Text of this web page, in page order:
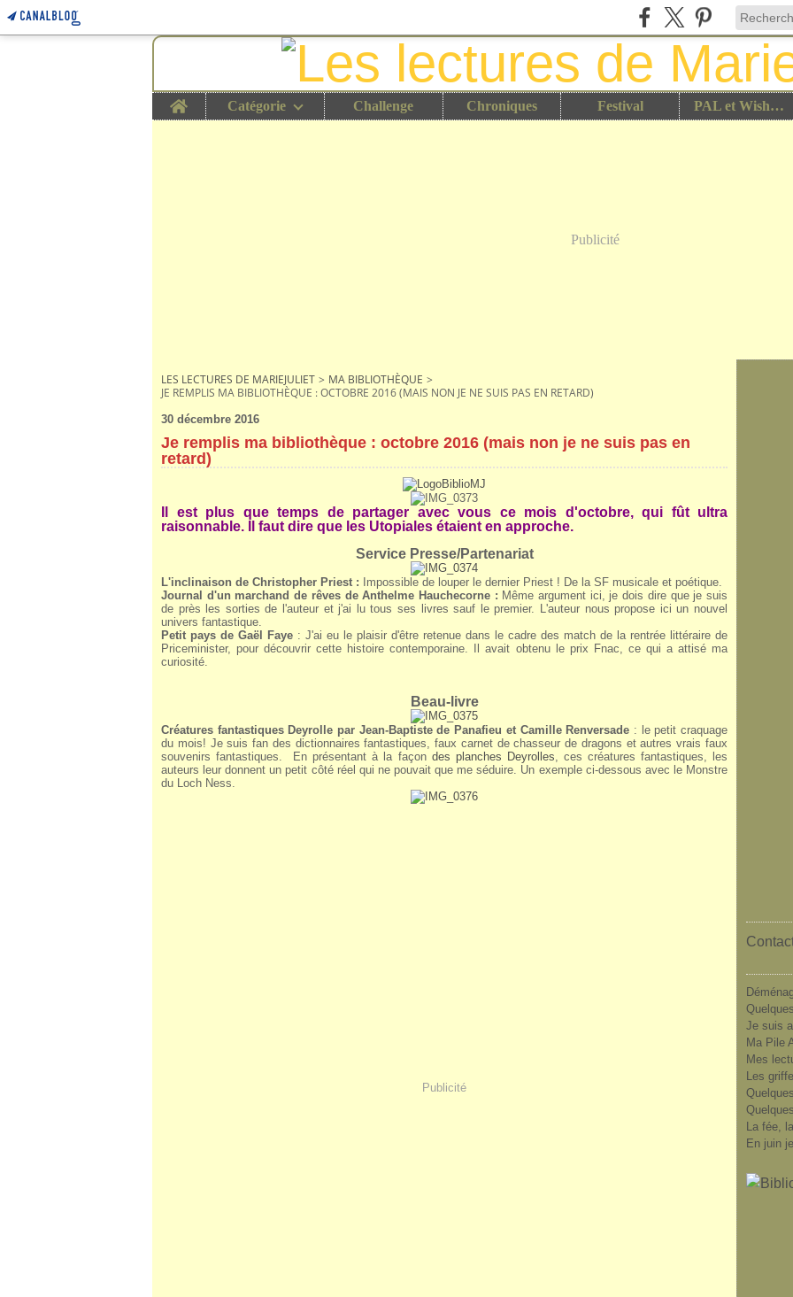
Home Catégorie Challenge Chroniques Festival PAL et Wish List
Publicité
LES LECTURES DE MARIEJULIET > MA BIBLIOTHÈQUE >
JE REMPLIS MA BIBLIOTHÈQUE : OCTOBRE 2016 (MAIS NON JE NE SUIS PAS EN RETARD)
30 décembre 2016
Je remplis ma bibliothèque : octobre 2016 (mais non je ne suis pas en
retard)
Il est plus que temps de partager avec vous ce mois d'octobre, qui fût ultra
raisonnable. Il faut dire que les Utopiales étaient en approche.
Service Presse/Partenariat
L'inclinaison de Christopher Priest : Impossible de louper le dernier Priest ! De la SF musicale et poétique.
Journal d'un marchand de rêves de Anthelme Hauchecorne : Même argument ici, je dois dire que je suis
de près les sorties de l'auteur et j'ai lu tous ses livres sauf le premier. L'auteur nous propose ici un nouvel
univers fantastique.
Petit pays de Gaël Faye : J'ai eu le plaisir d'être retenue dans le cadre des match de la rentrée littéraire de
Priceminister, pour découvrir cette histoire contemporaine. Il avait obtenu le prix Fnac, ce qui a attisé ma
curiosité.
Beau-livre
Créatures fantastiques Deyrolle par Jean-Baptiste de Panafieu et Camille Renversade : le petit craquage
du mois! Je suis fan des dictionnaires fantastiques, faux carnet de chasseur de dragons et autres vrais faux
souvenirs fantastiques. En présentant à la façon des planches Deyrolles, ces créatures fantastiques, les
auteurs leur donnent un petit côté réel qui ne pouvait que me séduire. Un exemple ci-dessous avec le Monstre
du Loch Ness.
Publicité
Je suis
Ma Pile
Mes
Les
La fée,
En juin